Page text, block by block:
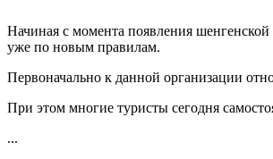
Начиная с момента появления
уже по новым правилам.
Первоначально к данной организации
При этом многие туристы сегодня
...